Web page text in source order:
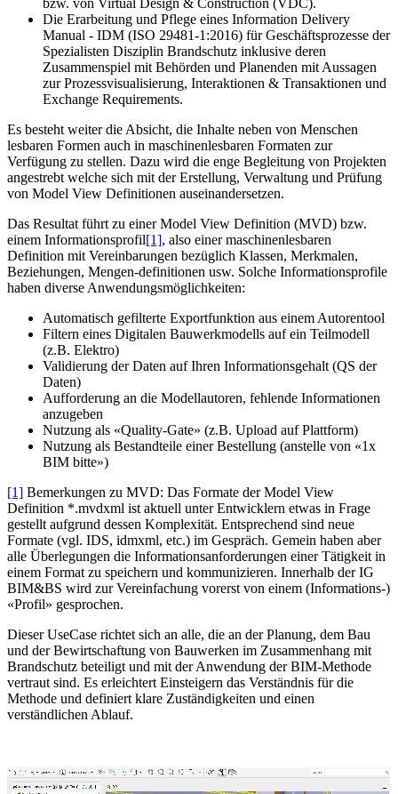
Die Erarbeitung und Pflege eines Information Delivery
Manual - IDM (ISO 29481-1:2016) für Geschäftsprozesse der
Spezialisten Disziplin Brandschutz inklusive deren
Zusammenspiel mit Behörden und Planenden mit Aussagen
zur Prozessvisualisierung, Interaktionen & Transaktionen und
Exchange Requirements.
Es besteht weiter die Absicht, die Inhalte neben von Menschen
lesbaren Formen auch in maschinenlesbaren Formaten zur
Verfügung zu stellen. Dazu wird die enge Begleitung von Projekten
angestrebt welche sich mit der Erstellung, Verwaltung und Prüfung
von Model View Definitionen auseinandersetzen.
Das Resultat führt zu einer Model View Definition (MVD) bzw.
einem Informationsprofil[1], also einer maschinenlesbaren
Definition mit Vereinbarungen bezüglich Klassen, Merkmalen,
Beziehungen, Mengen-definitionen usw. Solche Informationsprofile
haben diverse Anwendungsmöglichkeiten:
Automatisch gefilterte Exportfunktion aus einem Autorentool
Filtern eines Digitalen Bauwerkmodells auf ein Teilmodell
(z.B. Elektro)
Validierung der Daten auf Ihren Informationsgehalt (QS der
Daten)
Aufforderung an die Modellautoren, fehlende Informationen
anzugeben
Nutzung als «Quality-Gate» (z.B. Upload auf Plattform)
Nutzung als Bestandteile einer Bestellung (anstelle von «1x
BIM bitte»)
[1] Bemerkungen zu MVD: Das Formate der Model View
Definition *.mvdxml ist aktuell unter Entwicklern etwas in Frage
gestellt aufgrund dessen Komplexität. Entsprechend sind neue
Formate (vgl. IDS, idmxml, etc.) im Gespräch. Gemein haben aber
alle Überlegungen die Informationsanforderungen einer Tätigkeit in
einem Format zu speichern und kommunizieren. Innerhalb der IG
BIM&BS wird zur Vereinfachung vorerst von einem (Informations-)
«Profil» gesprochen.
Dieser UseCase richtet sich an alle, die an der Planung, dem Bau
und der Bewirtschaftung von Bauwerken im Zusammenhang mit
Brandschutz beteiligt und mit der Anwendung der BIM-Methode
vertraut sind. Es erleichtert Einsteigern das Verständnis für die
Methode und definiert klare Zuständigkeiten und einen
verständlichen Ablauf.